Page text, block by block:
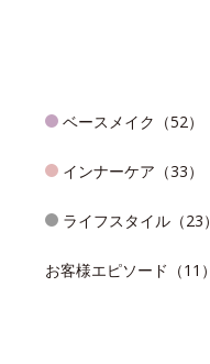
ベースメイク（52）
インナーケア（33）
ライフスタイル（23）
お客様エピソード（11）